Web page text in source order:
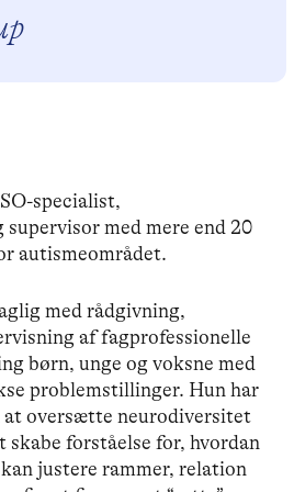
specialist,
med mere end 20
autismeområdet.
med rådgivning,
af fagprofessionelle
børn, unge og voksne med
problemstillinger. Hun har
oversætte neurodiversitet
skabe forståelse for, hvordan
justere rammer, relation